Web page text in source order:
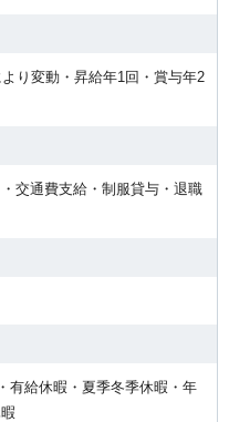
り変動・昇給年1回・賞与年2
交通費支給・制服貸与・退職
有給休暇・夏季冬季休暇・年